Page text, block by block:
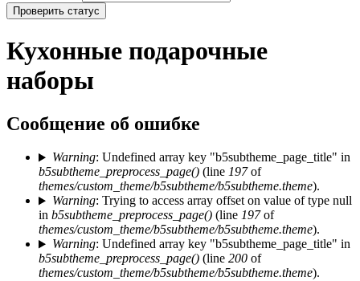
Проверить статус
Кухонные подарочные
наборы
Сообщение об ошибке
Warning: Undefined array key "b5subtheme_page_title" in
b5subtheme_preprocess_page() (line 197of
themes/custom_theme/b5subtheme/b5subtheme.theme).
Warning: Trying to access array offset on value of type null
in b5subtheme_preprocess_page() (line 197of
themes/custom_theme/b5subtheme/b5subtheme.theme).
Warning: Undefined array key "b5subtheme_page_title" in
b5subtheme_preprocess_page() (line 200 of
themes/custom_theme/b5subtheme/b5subtheme.theme).